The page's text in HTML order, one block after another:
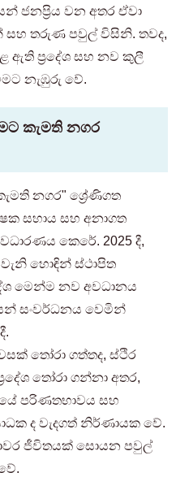
ජනප්‍රිය වන අතර ඒවා
තරුණ පවුල් විසිනි. තවද,
ඇති ප්‍රදේශ සහ නව කුලී
නැඹුරු වේ.
කැමති නගර
නගර" ශ්‍රේණිගත
සහාය සහ අනාගත
කෙරේ. 2025 දී,
වැනි හොඳින් ස්ථාපිත
මෙන්ම නව අවධානය
සංවර්ධනය වෙමින්
තෝරා ගත්තද, ස්ථිර
තෝරා ගන්නා අතර,
පරිණතභාවය සහ
ද ​​වැදගත් නිර්ණායක වේ.
ජීවිතයක් සොයන පවුල්